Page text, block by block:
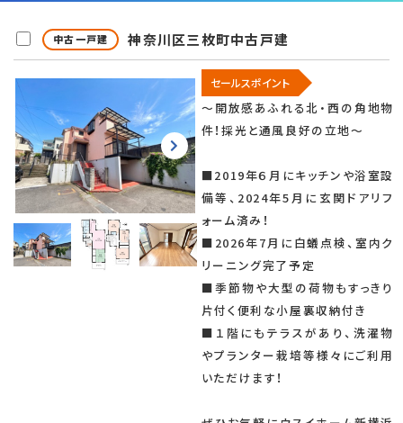
中古一戸建 神奈川区三枚町中古戸建
セールスポイント
～開放感あふれる北・西の角地物
件！採光と通風良好の立地～
■2019年６月にキッチンや浴室設
備等、2024年5月に玄関ドアリフ
ォーム済み！
■2026年7月に白蟻点検、室内ク
リーニング完了予定
■季節物や大型の荷物もすっきり
片付く便利な小屋裏収納付き
■１階にもテラスがあり、洗濯物
やプランター栽培等様々にご利用
いただけます！